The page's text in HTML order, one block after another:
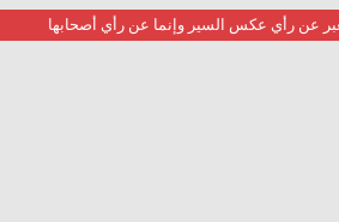
عن رأي عكس السير وإنما عن رأي أصحابها